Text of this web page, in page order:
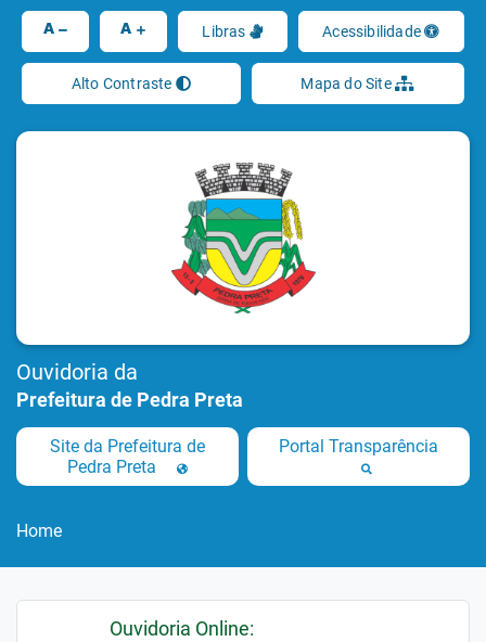
A A Libras Acessibilidade
Alto Contraste Mapa do Site
Ouvidoria da
Prefeitura de Pedra Preta
Site da Prefeitura de
Pedra Preta
Portal Transparência
Home
Ouvidoria Online: